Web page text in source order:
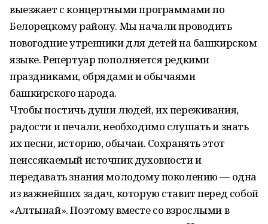
выезжает с концертными программами по
Белорецкому району. Мы начали проводить
новогодние утренники для детей на башкирском
языке. Репертуар пополняется редкими
праздниками, обрядами и обычаями
башкирского народа.
Чтобы постичь души людей, их переживания,
радости и печали, необходимо слушать и знать
их песни, историю, обычаи. Сохранять этот
неиссякаемый источник духовности и
передавать знания молодому поколению — одна
из важнейших задач, которую ставит перед собой
«Алтынай». Поэтому вместе со взрослыми в